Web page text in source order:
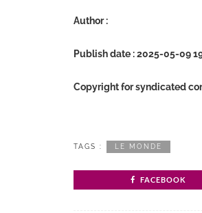
Author :
Publish date : 2025-05-09
Copyright for syndicated
TAGS : LE MONDE
FACEBOOK